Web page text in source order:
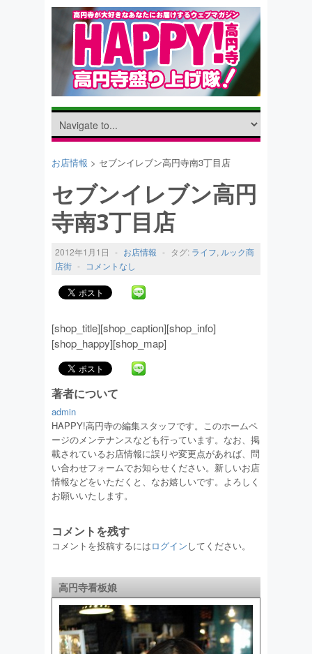
お店情報 > セブンイレブン高円寺南3丁目店
セブンイレブン高円
寺南3丁目店
2012年1月1日 - お店情報 - タグ: ライフ, ルック商
店街 - コメントなし
[shop_title][shop_caption][shop_info]
[shop_happy][shop_map]
著者について
admin
HAPPY!高円寺の編集スタッフです。このホームペ
ージのメンテナンスなども行っています。なお、掲
載されているお店情報に誤りや変更点があれば、問
い合わせフォームでお知らせください。新しいお店
情報などをいただくと、なお嬉しいです。よろしく
お願いいたします。
コメントを残す
コメントを投稿するにはログインしてください。
高円寺看板娘